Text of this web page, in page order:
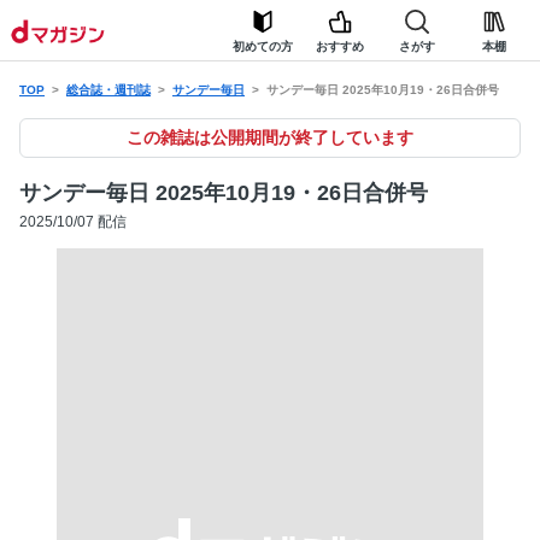
初めての方 おすすめ さがす 本棚
TOP 総合誌・週刊誌 サンデー毎日 サンデー毎日 2025年10月19・26日合併号
この雑誌は公開期間が終了しています
サンデー毎日 2025年10月19・26日合併号
2025/10/07 配信